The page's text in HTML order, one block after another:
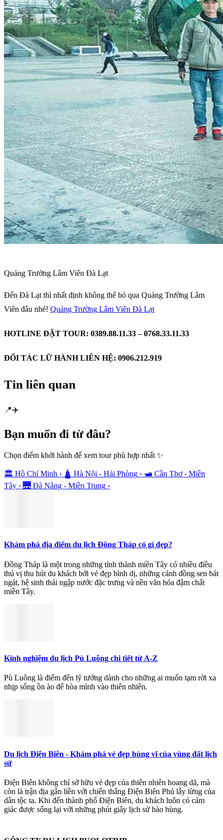
Quảng Trường Lâm Viên Đà Lạt
Đến Đà Lạt thì nhất định không thể bỏ qua Quảng Trường Lâm
Viên đâu nhé! Quảng Trường Lâm Viên Đà Lạt
HOTLINE ĐẶT TOUR: 0389.88.11.33 – 0768.33.11.33
ĐỐI TÁC LỮ HÀNH LIÊN HỆ: 0906.212.919
Tin liên quan
📍✈️
Bạn muốn đi từ đâu?
Chọn điểm khởi hành để xem tour phù hợp nhất ✨
🏛️ Hồ Chí Minh › 🛕 Hà Nội - Hải Phòng › 🛥️ Cần Thơ - Miền
Tây › 🌉 Đà Nẵng - Miền Trung ›
Khám phá địa điểm du lịch Đồng Tháp có gì đẹp?
Đồng Tháp là một trong những tỉnh thành miền Tây có nhiều điều
thú vị thu hút du khách bởi vẻ đẹp bình dị, những cánh đồng sen bát
ngát, hệ sinh thái ngập nước đặc trưng và nền văn hóa đậm chất
miền Tây.
Kinh nghiệm du lịch Pù Luông chi tiết từ A-Z
Pù Luông là điểm đến lý tưởng dành cho những ai muốn tạm rời xa
nhịp sống ồn ào để hòa mình vào thiên nhiên.
Du lịch Điện Biên - Khám phá vẻ đẹp hùng vĩ của vùng đất lịch
sử
Điện Biên không chỉ sở hữu vẻ đẹp của thiên nhiên hoang dã, mà
còn là trận địa gắn liền với chiến thắng Điện Biên Phủ lẫy lừng của
dân tộc ta. Khi đến thành phố Điện Biên, du khách luôn có cảm
giác được sống lại với những phút giây lịch sử hào hùng.